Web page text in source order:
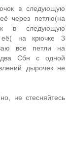
в следующую
через петлю(на
в следующую
её( на крючке 3
все петли на
два Сбн с одной
дырочек не
не стесняйтесь